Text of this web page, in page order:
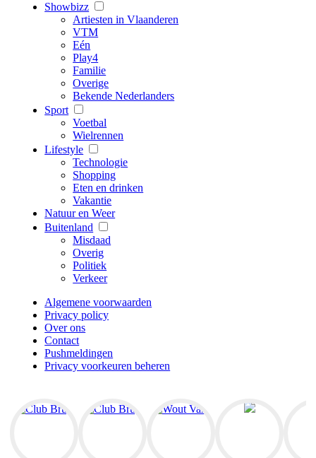
Showbizz
Artiesten in Vlaanderen
VTM
Eén
Play4
Familie
Overige
Bekende Nederlanders
Sport
Voetbal
Wielrennen
Lifestyle
Technologie
Shopping
Eten en drinken
Vakantie
Natuur en Weer
Buitenland
Misdaad
Overig
Politiek
Verkeer
Algemene voorwaarden
Privacy policy
Over ons
Contact
Pushmeldingen
Privacy voorkeuren beheren